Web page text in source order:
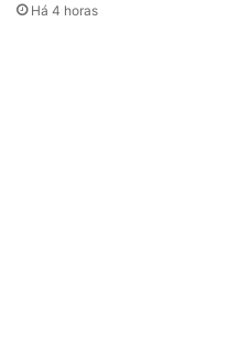
Há 4 horas